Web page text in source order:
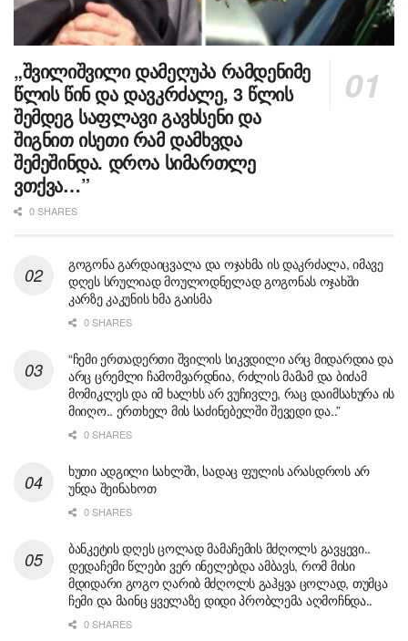
„შვილიშვილი დამეღუპა რამდენიმე
წლის წინ და დავკრძალე, 3 წლის
შემდეგ საფლავი გავხსენი და
შიგნით ისეთი რამ დამხვდა
შემეშინდა. დროა სიმართლე
ვთქვა…”
0 SHARES
გოგონა გარდაიცვალა და ოჯახმა ის დაკრძალა, იმავე
დღეს სრულიად მოულოდნელად გოგონას ოჯახში
კარზე კაკუნის ხმა გაისმა
0 SHARES
“ჩემი ერთადერთი შვილის სიკვდილი არც მიდარდია და
არც ცრემლი ჩამომვარდნია, რძლის მამამ და ბიძამ
მომიკლეს და იმ ხალხს არ ვუჩივლე, რაც დაიმსახურა ის
მიიღო.. ერთხელ მის საძინებელში შევედი და..”
0 SHARES
ხუთი ადგილი სახლში, სადაც ფულის არასდროს არ
უნდა შეინახოთ
0 SHARES
ბანკეტის დღეს ცოლად მამაჩემის მძღოლს გავყევი..
დედაჩემი წლები ვერ ინელებდა ამბავს, რომ მისი
მდიდარი გოგო ღარიბ მძღოლს გაჰყვა ცოლად, თუმცა
ჩემი და მაინც ყველაზე დიდი პრობლემა აღმოჩნდა..
0 SHARES